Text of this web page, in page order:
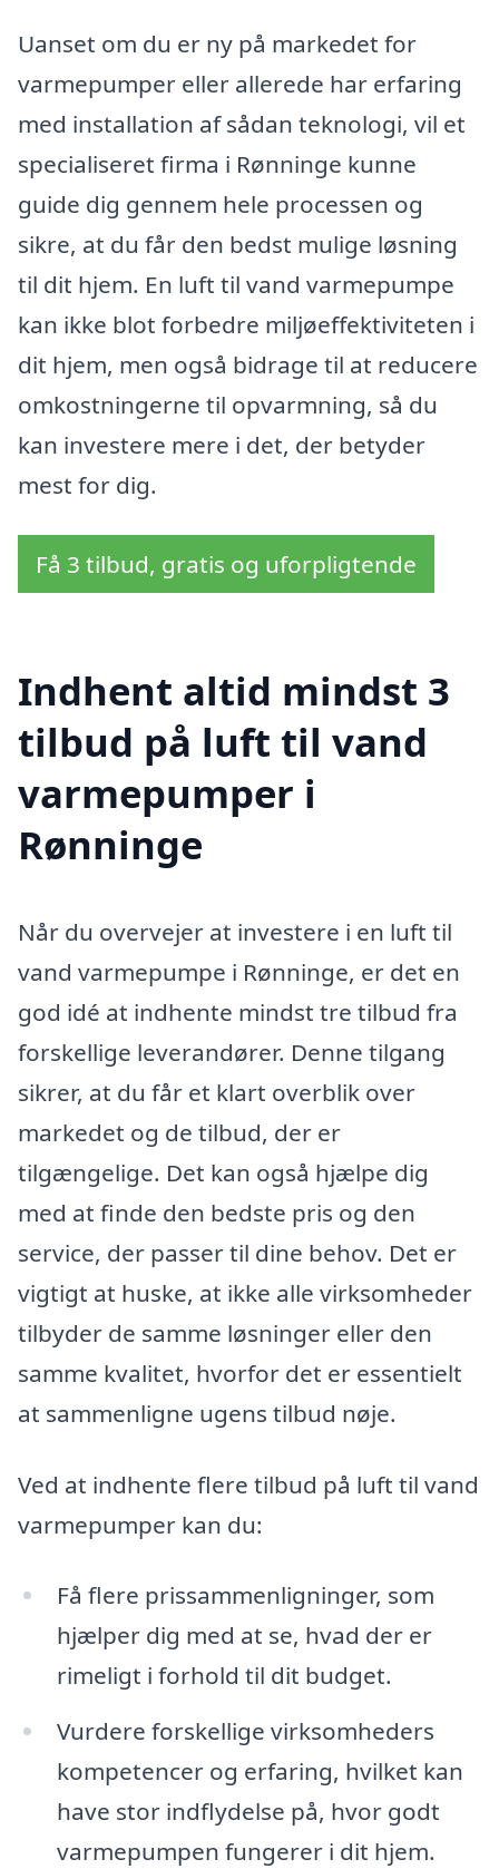
Uanset om du er ny på markedet for
varmepumper eller allerede har erfaring
med installation af sådan teknologi, vil et
specialiseret firma i Rønninge kunne
guide dig gennem hele processen og
sikre, at du får den bedst mulige løsning
til dit hjem. En luft til vand varmepumpe
kan ikke blot forbedre miljøeffektiviteten i
dit hjem, men også bidrage til at reducere
omkostningerne til opvarmning, så du
kan investere mere i det, der betyder
mest for dig.
Få 3 tilbud, gratis og uforpligtende
Indhent altid mindst 3
tilbud på luft til vand
varmepumper i
Rønninge
Når du overvejer at investere i en luft til
vand varmepumpe i Rønninge, er det en
god idé at indhente mindst tre tilbud fra
forskellige leverandører. Denne tilgang
sikrer, at du får et klart overblik over
markedet og de tilbud, der er
tilgængelige. Det kan også hjælpe dig
med at finde den bedste pris og den
service, der passer til dine behov. Det er
vigtigt at huske, at ikke alle virksomheder
tilbyder de samme løsninger eller den
samme kvalitet, hvorfor det er essentielt
at sammenligne ugens tilbud nøje.
Ved at indhente flere tilbud på luft til vand
varmepumper kan du:
Få flere prissammenligninger, som
hjælper dig med at se, hvad der er
rimeligt i forhold til dit budget.
Vurdere forskellige virksomheders
kompetencer og erfaring, hvilket kan
have stor indflydelse på, hvor godt
varmepumpen fungerer i dit hjem.